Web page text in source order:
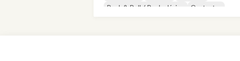
Rock & Roll / Rock clásico
Cantautor